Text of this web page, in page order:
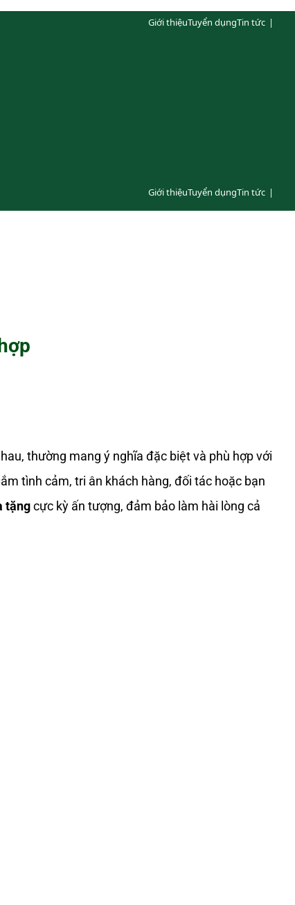
Giới thiệuTuyển dụngTin tức |
Giới thiệuTuyển dụngTin tức |
thường mang ý nghĩa đặc biệt và phù hợp với
tình cảm, tri ân khách hàng, đối tác hoặc bạn
tặngcực kỳ ấn tượng, đảm bảo làm hài lòng cả